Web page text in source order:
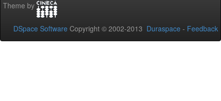
Theme by
DSpace Software Copyright © 2002-2013 Duraspace - Feedback